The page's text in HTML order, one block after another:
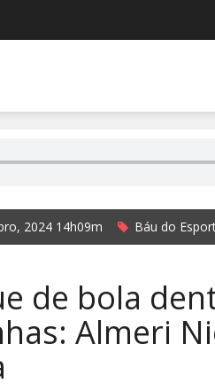
2024 14h09m Báu do
de bola
Almeri